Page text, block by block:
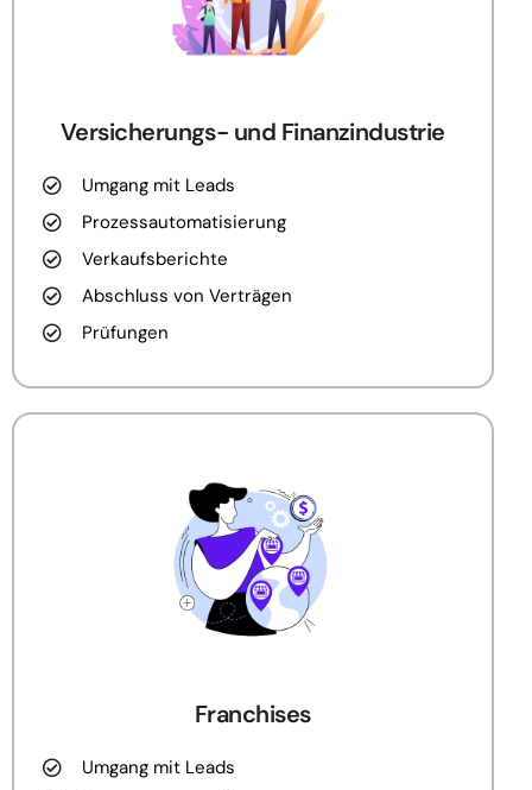
Versicherungs- und Finanzindustrie
Umgang mit Leads
Prozessautomatisierung
Verkaufsberichte
Abschluss von Verträgen
Prüfungen
Franchises
Umgang mit Leads